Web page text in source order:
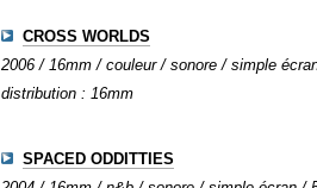
CROSS WORLDS
2006 / 16mm / couleur / sonore / simple
distribution : 16mm
SPACED ODDITTIES